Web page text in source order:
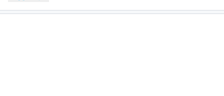
negozi di lusso.